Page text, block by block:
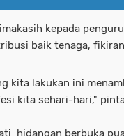
kepada
baik tenaga,
kita lakukan ini
kita sehari-hari,"
hidangan berbuka